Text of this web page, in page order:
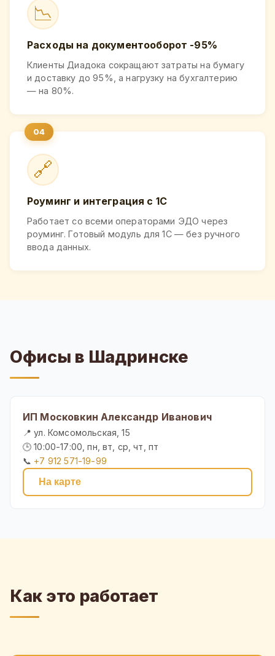
📉
Расходы на документооборот -95%
Клиенты Диадока сокращают затраты на бумагу
и доставку до 95%, а нагрузку на бухгалтерию
— на 80%.
🔗
Роуминг и интеграция с 1С
Работает со всеми операторами ЭДО через
роуминг. Готовый модуль для 1С — без ручного
ввода данных.
Офисы в Шадринске
ИП Московкин Александр Иванович
📍 ул. Комсомольская, 15
🕒 10:00-17:00, пн, вт, ср, чт, пт
📞 +7 912 571-19-99
На карте
Как это работает